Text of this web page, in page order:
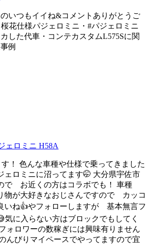
いつもイイね&コメントありがとうご
花仕様パジェロミニ・#パジェロミニ
した代車・コンテカスタムL575Sに関
例
ェロミニ H58A
す！ 色んな車種や仕様で乗ってきました
ロミニに沼ってます🤭 大分県宇佐市
で お近くの方はコラボでも！ 車種
物が大好きなおじさんですので カッコ
ね👍やフォローしますが 基本無言フ
気に入らない方はブロックでもしてく
ォロワーの数稼ぎには興味有りません
んびりマイペースでやってますので宜